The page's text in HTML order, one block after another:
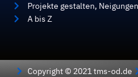
Projekte gestalten,
A bis Z
Copyright © 2021 tms-od.de